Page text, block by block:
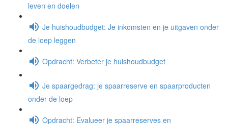
leven en doelen
Je huishoudbudget: Je inkomsten en je uitgaven onder
de loep leggen
Opdracht: Verbeter je huishoudbudget
Je spaargedrag: je spaarreserve en spaarproducten
onder de loep
Opdracht: Evalueer je spaarreserves en